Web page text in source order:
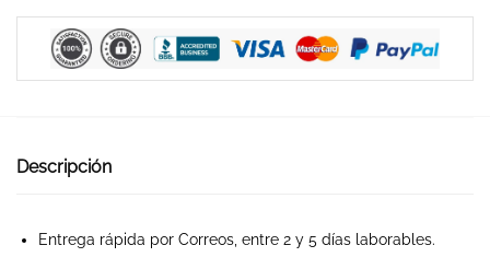
Descripción
Entrega rápida por Correos, entre 2 y 5 días laborables.